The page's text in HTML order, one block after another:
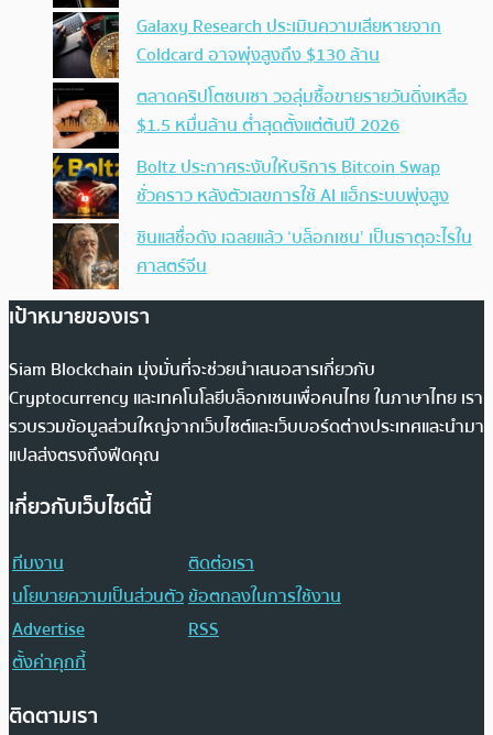
Galaxy Research ประเมินความเสียหายจาก
Coldcard อาจพุ่งสูงถึง $130 ล้าน
ตลาดคริปโตซบเซา วอลุ่มซื้อขายรายวันดิ่งเหลือ
$1.5 หมื่นล้าน ต่ำสุดตั้งแต่ต้นปี 2026
Boltz ประกาศระงับให้บริการ Bitcoin Swap
ชั่วคราว หลังตัวเลขการใช้ AI แฮ็กระบบพุ่งสูง
ซินแสชื่อดัง เฉลยแล้ว ‘บล็อกเชน’ เป็นธาตุอะไรใน
ศาสตร์จีน
เป้าหมายของเรา
Siam Blockchain มุ่งมั่นที่จะช่วยนำเสนอสารเกี่ยวกับ
Cryptocurrency และเทคโนโลยีบล็อกเชนเพื่อคนไทย ในภาษาไทย เรา
รวบรวมข้อมูลส่วนใหญ่จากเว็บไซต์และเว็บบอร์ดต่างประเทศและนำมา
แปลส่งตรงถึงฟีดคุณ
เกี่ยวกับเว็บไซต์นี้
ทีมงาน
ติดต่อเรา
นโยบายความเป็นส่วนตัวข้อตกลงในการใช้งาน
Advertise
RSS
ตั้งค่าคุกกี้
ติดตามเรา